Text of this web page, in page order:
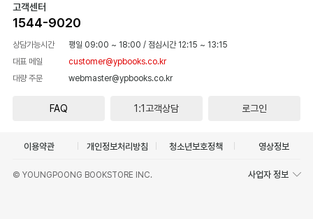
고객센터
1544-9020
상담가능시간 평일 09:00 ~ 18:00 / 점심시간 12:15 ~ 13:15
대표 메일
customer@ypbooks.co.kr
대량 주문
webmaster@ypbooks.co.kr
FAQ 1:1고객상담 로그인
이용약관 개인정보처리방침 청소년보호정책 영상정보
© YOUNGPOONG BOOKSTORE INC. 사업자 정보